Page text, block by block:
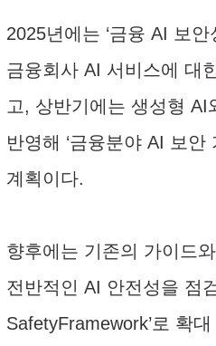
2025년에는 ‘금융 AI 보안
금융회사 AI 서비스에 대
고, 상반기에는 생성형
반영해 ‘금융분야 AI 보안
계획이다.
향후에는 기존의 가이드
전반적인 AI 안전성을 점
SafetyFramework’로 확